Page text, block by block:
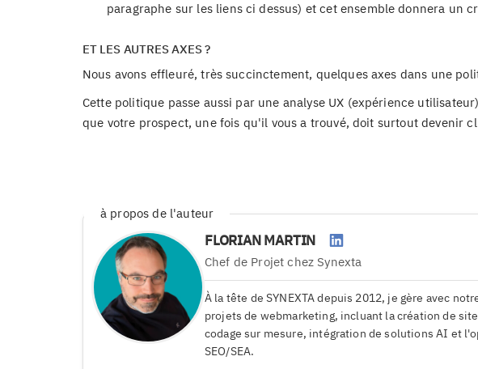
paragraphe sur les liens ci dessus) et cet ensemble donnera un
ET LES AUTRES AXES ?
Nous avons effleuré, très succinctement, quelques axes dans une
Cette politique passe aussi par une analyse UX (expérience
que votre prospect, une fois qu'il vous a trouvé, doit surtout devenir
à propos de l'auteur
FLORIAN MARTIN
Chef de Projetchez Synexta
À la tête de SYNEXTA depuis 2012, je gère avec
projets de webmarketing, incluant la création de
codage sur mesure, intégration de solutions AI et
SEO/SEA.